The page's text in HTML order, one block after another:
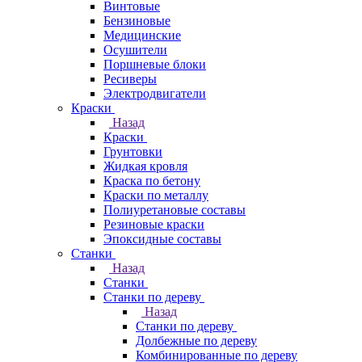
Винтовые
Бензиновые
Медицинские
Осушители
Поршневые блоки
Ресиверы
Электродвигатели
Краски
Назад
Краски
Грунтовки
Жидкая кровля
Краска по бетону
Краски по металлу
Полиуретановые составы
Резиновые краски
Эпоксидные составы
Станки
Назад
Станки
Станки по дереву
Назад
Станки по дереву
Долбежные по дереву
Комбинированные по дереву